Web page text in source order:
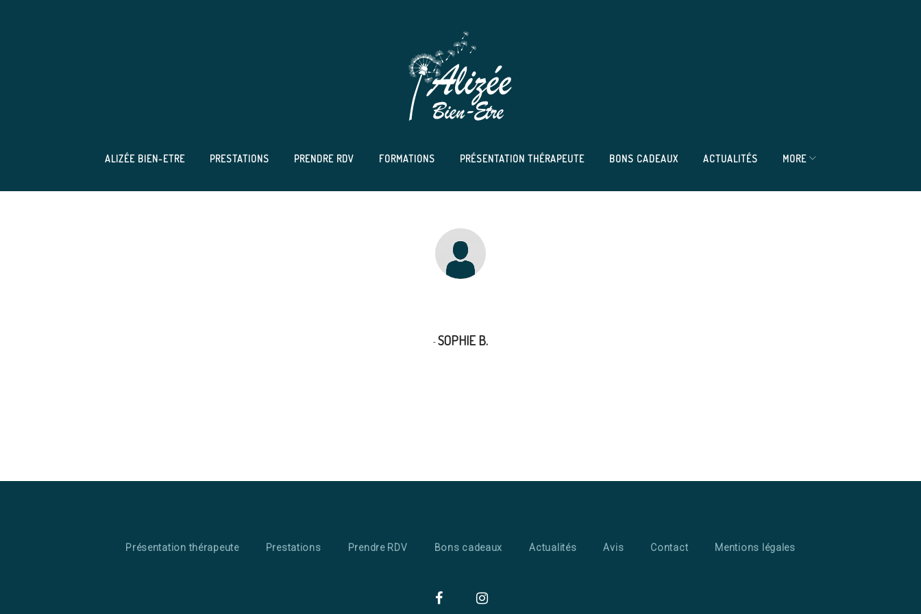
ALIZÉE BIEN-ETRE PRESTATIONS PRENDRE RDV FORMATIONS PRÉSENTATION THÉRAPEUTE BONS CADEAUX ACTUALITÉS MORE
SOPHIE B.
Présentation thérapeute Prestations Prendre RDV Bons cadeaux Actualités Avis Contact Mentions légales